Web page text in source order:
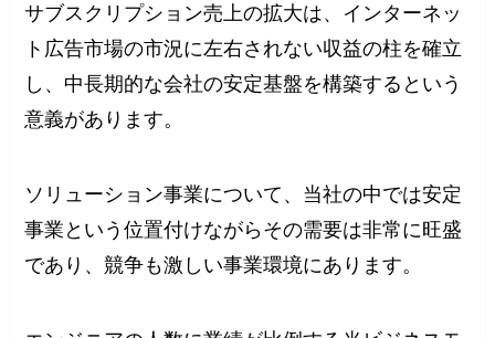
サブスクリプション売上の拡大は、インターネッ
ト広告市場の市況に左右されない収益の柱を確立
し、中長期的な会社の安定基盤を構築するという
意義があります。
ソリューション事業について、当社の中では安定
事業という位置付けながらその需要は非常に旺盛
であり、競争も激しい事業環境にあります。